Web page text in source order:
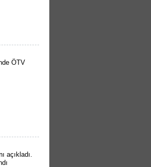
ÖTV
açıkladı.